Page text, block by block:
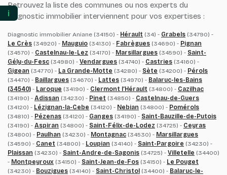
Retrouvez la liste des communes ou nos experts du
diagnostic immobilier interviennent pour vos expertises :
Diagnostic immobilier Aniane (34150) - Hérault (34) - Grabels (34790) -
Le Crès (34920) - Mauguio (34130) - Fabrègues (34690) - Pignan
(34570) - Castelnau-le-Lez (34170) - Marsillargues (34590) - Saint-
Gély-du-Fesc (34980) - Vendargues (34740) - Castries (34160) -
Gigean (34770) - La Grande-Motte (34280) - Sète (34200) - Pérols
(34470) - Baillargues (34670) - Lattes (34970) - Balaruc-les-Bains
(34540) - Laroque (34190) - Clermont l’Hérault (34800) - Cazilhac
(34190) - Adissan (34230) - Pinet (34850) - Castelnau-de-Guers
(34120) - Lézignan-la-Cebe (34120) - Nebian (34800) - Pomérols
(34810) - Pézenas (34120) - Ganges (34190) - Saint-Bauzille-de-Putois
(34190) - Aspiran (34800) - Saint-Félix-de-Lodez (34725) - Ceyras
(34800) - Paulhan (34230) - Montagnac (34530) - Marsillargues
(34590) - Canet (34800) - Loupian (34140) - Saint-Pargoire (34230) -
Plaissan (34230) - Saint-Andre-de-Sagonis (34725) - Villetelle (34400)
- Montpeyroux (34150) - Saint-Jean-de-Fos (34150) - Le Pouget
(34230) - Bouzigues (34140) - Saint-Christol (34400) - Balaruc-le-
ℹ️